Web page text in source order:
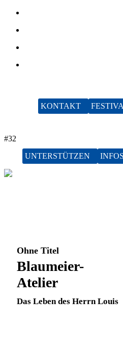
KONTAKT
#32
INFOS
UNTERSTÜTZEN
Ohne Titel
Blaumeier-
Atelier
Das Leben des Herrn Louis